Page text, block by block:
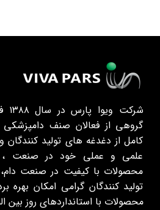
گروهی از فعالان صنف دامپزشکی
کامل از دغدغه های تولید
علمی و عملی خود در صنعت ،
محصولات با کیفیت در صنعت دام،
تولید کنندگان گرامی امکان بهره‌
محصولات با استانداردهای روز بین